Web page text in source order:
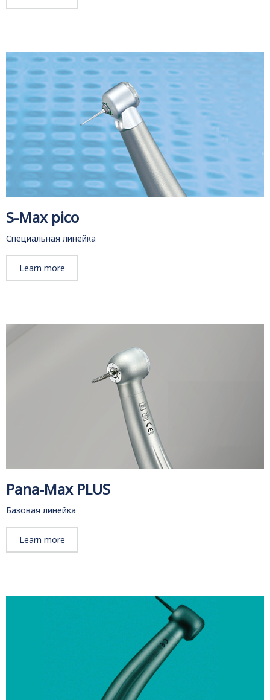
S-Max pico
Специальная линейка
Learn more
Pana-Max PLUS
Базовая линейка
Learn more